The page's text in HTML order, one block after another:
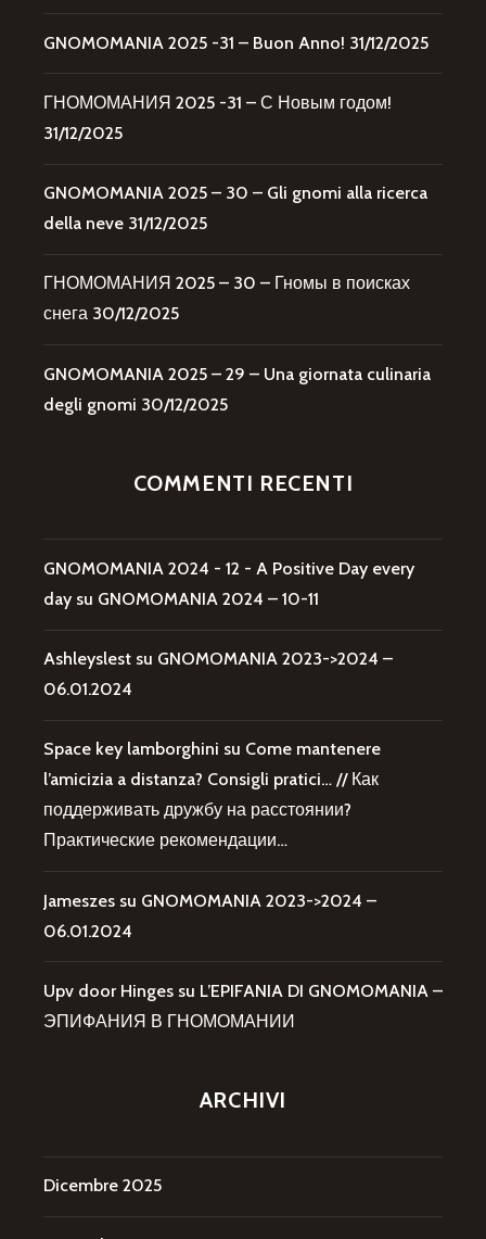
GNOMOMANIA 2025 -31 – Buon Anno! 31/12/2025
ГНОМОМАНИЯ 2025 -31 – С Новым годом!
31/12/2025
GNOMOMANIA 2025 – 30 – Gli gnomi alla ricerca
della neve 31/12/2025
ГНОМОМАНИЯ 2025 – 30 – Гномы в поисках
снега 30/12/2025
GNOMOMANIA 2025 – 29 – Una giornata culinaria
degli gnomi 30/12/2025
COMMENTI RECENTI
GNOMOMANIA 2024 - 12 - A Positive Day every
day su GNOMOMANIA 2024 – 10-11
Ashleyslest su GNOMOMANIA 2023->2024 –
06.01.2024
Space key lamborghini su Come mantenere
l’amicizia a distanza? Consigli pratici… // Как
поддерживать дружбу на расстоянии?
Практические рекомендации…
Jameszes su GNOMOMANIA 2023->2024 –
06.01.2024
Upv door Hinges su L’EPIFANIA DI GNOMOMANIA –
ЭПИФАНИЯ В ГНОМОМАНИИ
ARCHIVI
Dicembre 2025